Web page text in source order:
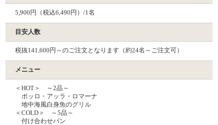
5,900円（税込6,490円）/1名
目安人数
税抜141,600円～のご注文となります（約24名～ご注文可）
メニュー
＜HOT＞ ～2品～
ポッロ・アッラ・ロマーナ
地中海⾵⽩⾝⿂のグリル
＜COLD＞ ～5品～
付け合わせパン